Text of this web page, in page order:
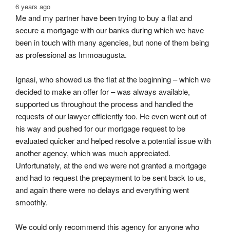
6 years ago
Me and my partner have been trying to buy a flat and
secure a mortgage with our banks during which we have
been in touch with many agencies, but none of them being
as professional as Immoaugusta.
Ignasi, who showed us the flat at the beginning – which we
decided to make an offer for – was always available,
supported us throughout the process and handled the
requests of our lawyer efficiently too. He even went out of
his way and pushed for our mortgage request to be
evaluated quicker and helped resolve a potential issue with
another agency, which was much appreciated.
Unfortunately, at the end we were not granted a mortgage
and had to request the prepayment to be sent back to us,
and again there were no delays and everything went
smoothly.
We could only recommend this agency for anyone who